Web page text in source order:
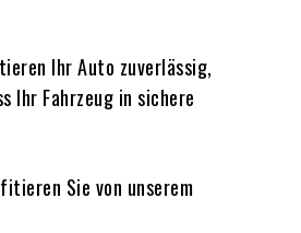
Ihr Auto zuverlässig,
Ihr Fahrzeug in sichere
Sie von unserem